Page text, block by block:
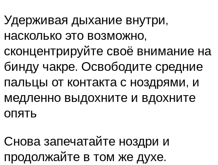
Удерживая дыхание внутри,
насколько это возможно,
сконцентрируйте своё внимание на
бинду чакре. Освободите средние
пальцы от контакта с ноздрями, и
медленно выдохните и вдохните
опять
Снова запечатайте ноздри и
продолжайте в том же духе.